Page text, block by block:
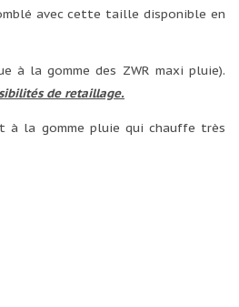
avec cette taille disponible en
à la gomme des ZWR maxi pluie).
de retaillage.
à la gomme pluie qui chauffe très